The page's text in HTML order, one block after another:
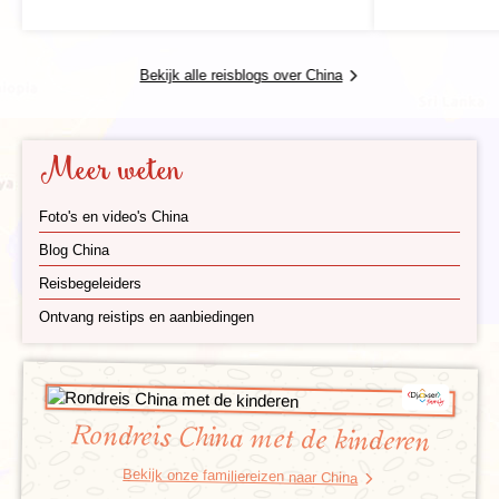
daarbij gelegen marmeren boot. De Chinese Muur is
een voormalige verdedigingslinie uit de Ming-dynastie
Bekijk alle reisblogs over China
Meer weten
Foto's en video's China
Blog China
Reisbegeleiders
Ontvang reistips en aanbiedingen
Rondreis China met de kinderen
Bekijk onze familiereizen naar China